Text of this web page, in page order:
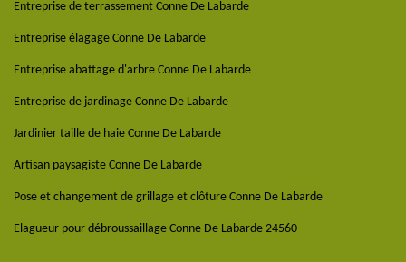
Entreprise de terrassement Conne De Labarde
Entreprise élagage Conne De Labarde
Entreprise abattage d'arbre Conne De Labarde
Entreprise de jardinage Conne De Labarde
Jardinier taille de haie Conne De Labarde
Artisan paysagiste Conne De Labarde
Pose et changement de grillage et clôture Conne De Labarde
Elagueur pour débroussaillage Conne De Labarde 24560